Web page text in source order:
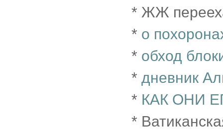
* ЖЖ
* о
* обход
* дневник
* КАК ОНИ
*